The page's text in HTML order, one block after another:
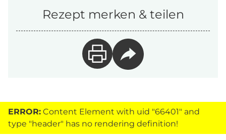
Rezept merken & teilen
ERROR: Content Element with uid "66401" and
type "header" has no rendering definition!